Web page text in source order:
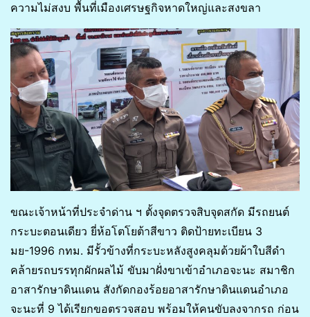
ความไม่สงบ พื้นที่เมืองเศรษฐกิจหาดใหญ่และสงขลา
ขณะเจ้าหน้าที่ประจำด่าน ฯ ตั้งจุดตรวจสิบจุดสกัด มีรถยนต์
กระบะตอนเดียว ยี่ห้อโตโยต้าสีขาว ติดป้ายทะเบียน 3
มย-1996 กทม. มีรั้วข้างที่กระบะหลังสูงคลุมด้วยผ้าใบสีดำ
คล้ายรถบรรทุกผักผลไม้ ขับมาฝั่งขาเข้าอำเภอจะนะ สมาชิก
อาสารักษาดินแดน สังกัดกองร้อยอาสารักษาดินแดนอำเภอ
จะนะที่ 9 ได้เรียกขอตรวจสอบ พร้อมให้คนขับลงจากรถ ก่อน